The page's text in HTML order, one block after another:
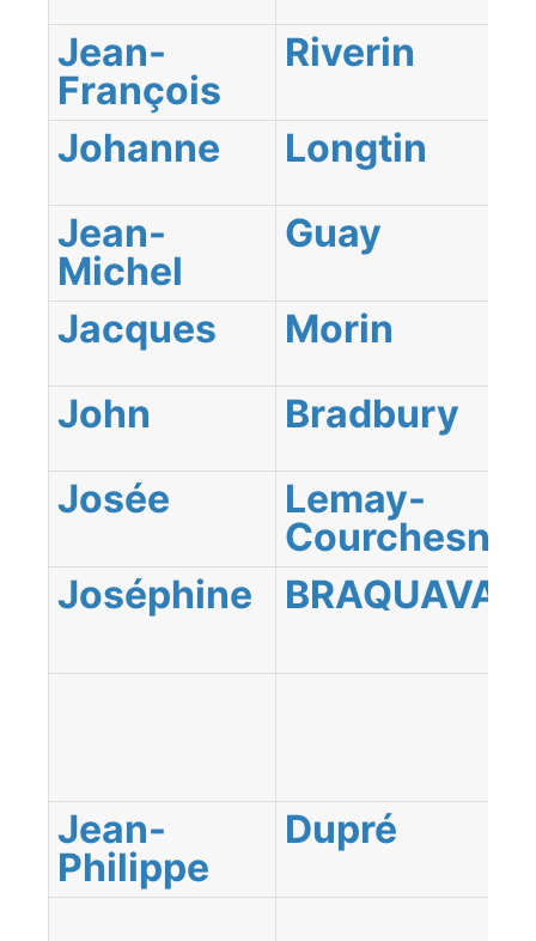
Jean-
François
Riverin
Johanne
Longtin
Jean-
Michel
Guay
Jacques
Morin
John
Bradbury
Josée
Lemay-
Courchesne
Joséphine
BRAQUAVAL
Jean-
Philippe
Dupré